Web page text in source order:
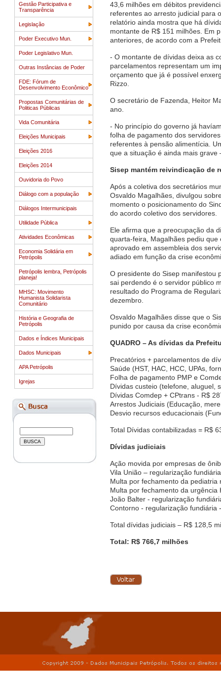
Gestão Participativa e
Transparência
Legislação
Poder Executivo Mun.
Poder Legislativo Mun.
Outras Instâncias de Poder
FDE: Fórum de
Desenvolvimento Econômico
Propostas Comunitárias de
Politicas Públicas
Vida Comunitária
Eleições Municipais
Eleições 2016
Eleições 2014
Ouvidoria do Povo
Diálogo com a população
Diálogos Intermunicipais
Utilidade Pública
Atividades Econômicas
Economia Solidária em
Petrópolis
Petrópolis lembra, Petrópolis
planeja!
MHSC: Movimento
Humanista Solidarista
Comunitário
História e Geografia de
Petrópolis
Dados e Índices Municipais
Dados Municipais
APA Petrópolis
Igrejas
43,6 milhões em débitos
referentes ao arresto judicial para
relatório ainda mostra que há
montante de R$ 151 milhões. Em
anteriores, de acordo com a
- O montante de dívidas deixa as
parcelamentos representam um
orçamento que já é possível
Rizzo.
O secretário de Fazenda, Heitor
ano.
- No princípio do governo já
folha de pagamento dos
referentes à pensão alimentícia.
que a situação é ainda mais grave
Sisep mantém reivindicação de
Após a coletiva dos secretários
Osvaldo Magalhães, divulgou
momento o posicionamento do
do acordo coletivo dos servidores.
Ele afirma que a preocupação da
quarta-feira, Magalhães pediu
aprovado em assembleia dos
adiado em função da crise
O presidente do Sisep manifestou
sai perdendo é o servidor público
resultado do Programa de
dezembro.
Osvaldo Magalhães disse que o
punido por causa da crise
QUADRO – As dívidas da
Precatórios + parcelamentos de
Saúde (HST, HAC, HCC, UPAs,
Folha de pagamento PMP e
Dívidas custeio (telefone, aluguel,
Dívidas Comdep + CPtrans - R$
Arrestos Judiciais (Educação,
Desvio recursos educacionais
Total Dívidas contabilizadas = R$
Dívidas judiciais
Ação movida por empresas de
Vila União – regularização
Multa por fechamento da pediatria
Multa por fechamento da urgência
João Balter - regularização
Contorno - regularização fundiária
Total dívidas judiciais – R$ 128,5
Total: R$ 766,7 milhões